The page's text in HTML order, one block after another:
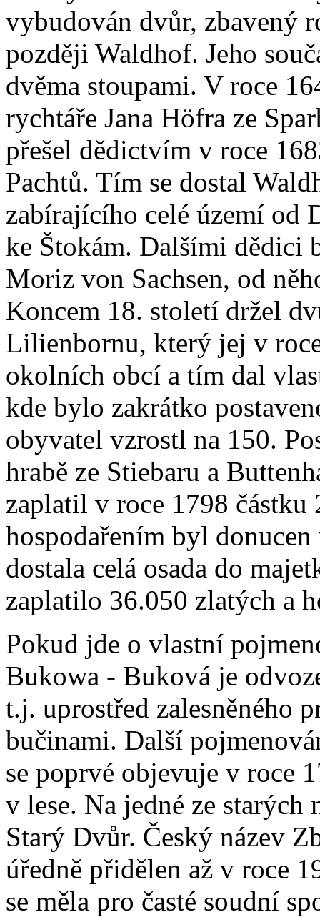
vybudován dvůr, zbavený
později Waldhof. Jeho
dvěma stoupami. V roce
rychtáře Jana Höfra ze
přešel dědictvím v roce
Pachtů. Tím se dostal
zabírajícího celé území od
ke Štokám. Dalšími dědici
Moriz von Sachsen, od
Koncem 18. století držel
Lilienbornu, který jej v
okolních obcí a tím dal
kde bylo zakrátko
obyvatel vzrostl na 150.
hrabě ze Stiebaru a
zaplatil v roce 1798 částku
hospodařením byl
dostala celá osada do
zaplatilo 36.050 zlatých a
Pokud jde o vlastní
Bukowa - Buková je
t.j. uprostřed zalesněného
bučinami. Další
se poprvé objevuje v roce
v lese. Na jedné ze starých
Starý Dvůr. Český název
úředně přidělen až v roce
se měla pro časté soudní